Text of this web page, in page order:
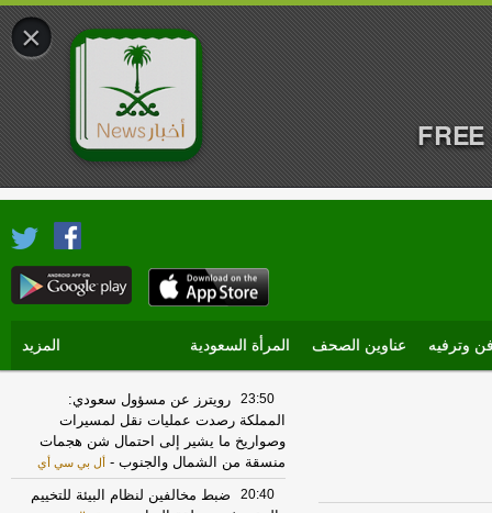
وترفيه عناوين الصحف المرأة السعودية المزيد
23:50
رويترز عن مسؤول سعودي:
المملكة رصدت عمليات نقل لمسيرات
وصواريخ ما يشير إلى احتمال شن هجمات
منسقة من الشمال والجنوب - أل بي سي أي
20:40
ضبط مخالفين لنظام البيئة للتخييم
×